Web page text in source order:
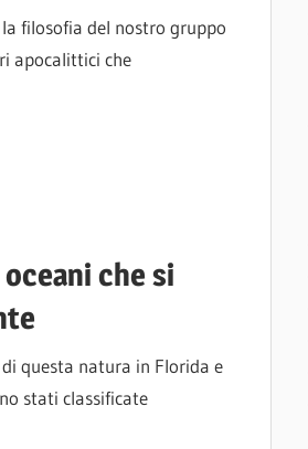
filosofia del nostro gruppo
apocalittici che
oceani che si
questa natura in Florida e
stati classificate